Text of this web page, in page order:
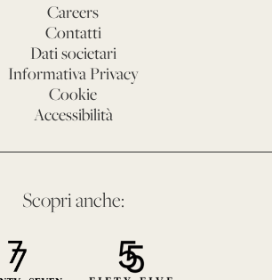
Careers
Contatti
Dati societari
Informativa Privacy
Cookie
Accessibilità
Scopri anche: